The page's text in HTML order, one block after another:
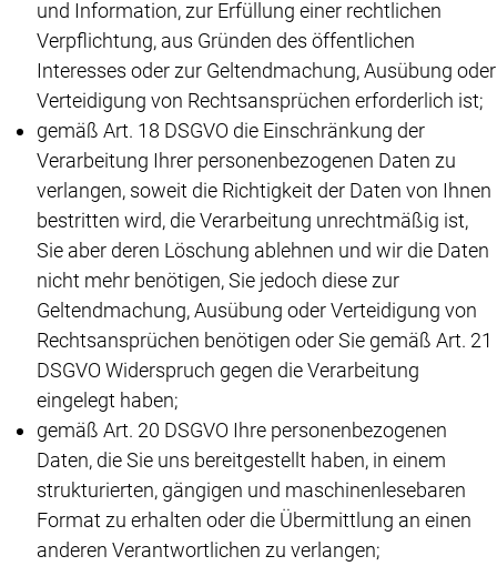
und Information, zur Erfüllung einer rechtlichen
Verpflichtung, aus Gründen des öffentlichen
Interesses oder zur Geltendmachung, Ausübung oder
Verteidigung von Rechtsansprüchen erforderlich ist;
gemäß Art. 18 DSGVO die Einschränkung der
Verarbeitung Ihrer personenbezogenen Daten zu
verlangen, soweit die Richtigkeit der Daten von Ihnen
bestritten wird, die Verarbeitung unrechtmäßig ist,
Sie aber deren Löschung ablehnen und wir die Daten
nicht mehr benötigen, Sie jedoch diese zur
Geltendmachung, Ausübung oder Verteidigung von
Rechtsansprüchen benötigen oder Sie gemäß Art. 21
DSGVO Widerspruch gegen die Verarbeitung
eingelegt haben;
gemäß Art. 20 DSGVO Ihre personenbezogenen
Daten, die Sie uns bereitgestellt haben, in einem
strukturierten, gängigen und maschinenlesebaren
Format zu erhalten oder die Übermittlung an einen
anderen Verantwortlichen zu verlangen;